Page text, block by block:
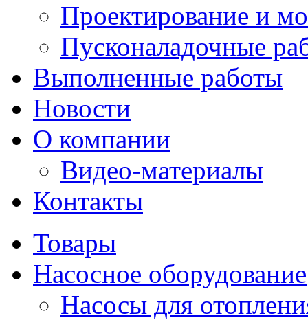
Проектирование и
Пусконаладочные
Выполненные работы
Новости
О компании
Видео-материалы
Контакты
Товары
Насосное оборудование
Насосы для